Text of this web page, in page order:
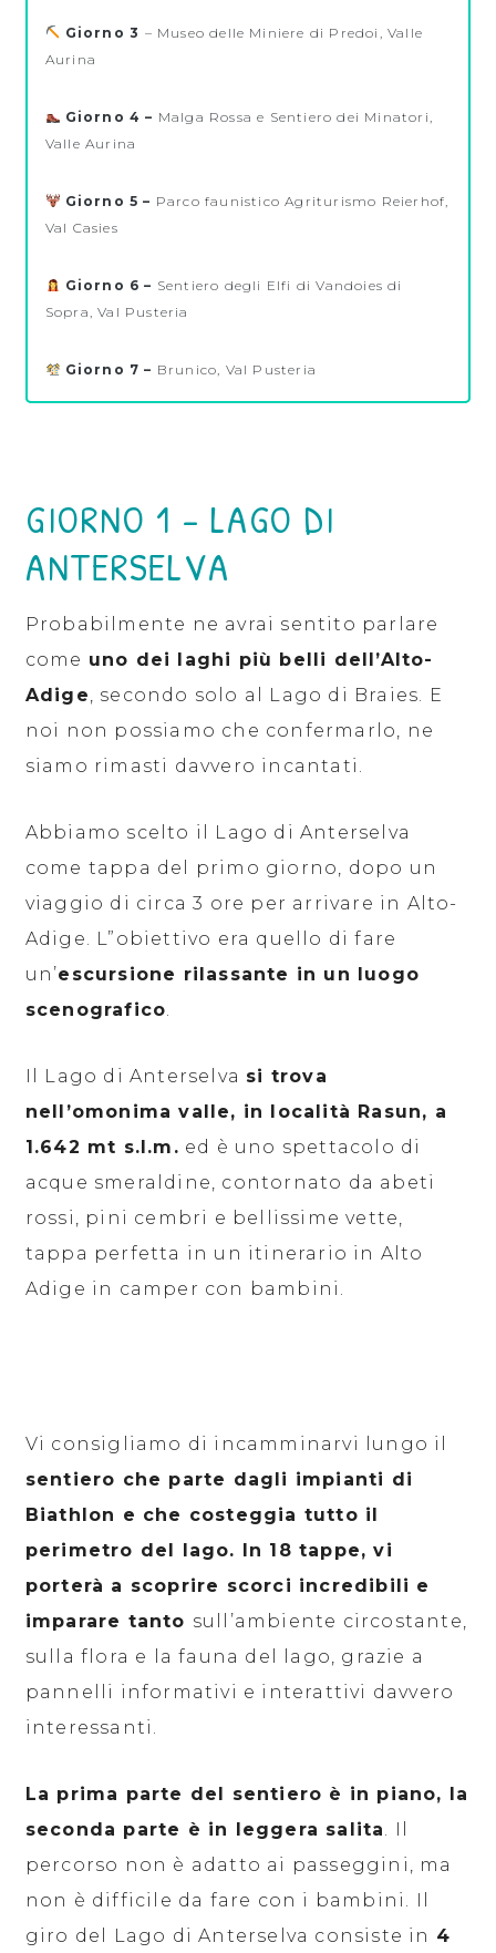
Giorno 3 – Museo delle Miniere di Predoi, Valle
Aurina
Giorno 4 – Malga Rossa e Sentiero dei Minatori,
Valle Aurina
Giorno 5 – Parco faunistico Agriturismo Reierhof,
Val Casies
Giorno 6 – Sentiero degli Elfi di Vandoies di
Sopra, Val Pusteria
Giorno 7 – Brunico, Val Pusteria
GIORNO 1 – LAGO DI
ANTERSELVA
Probabilmente ne avrai sentito parlare
come uno dei laghi più belli dell’Alto-
Adige, secondo solo al Lago di Braies. E
noi non possiamo che confermarlo, ne
siamo rimasti davvero incantati.
Abbiamo scelto il Lago di Anterselva
come tappa del primo giorno, dopo un
viaggio di circa 3 ore per arrivare in Alto-
Adige. L”obiettivo era quello di fare
un’escursione rilassante in un luogo
scenografico.
Il Lago di Anterselva si trova
nell’omonima valle, in località Rasun, a
1.642 mt s.l.m. ed è uno spettacolo di
acque smeraldine, contornato da abeti
rossi, pini cembri e bellissime vette,
tappa perfetta in un itinerario in Alto
Adige in camper con bambini.
Vi consigliamo di incamminarvi lungo il
sentiero che parte dagli impianti di
Biathlon e che costeggia tutto il
perimetro del lago. In 18 tappe, vi
porterà a scoprire scorci incredibili e
imparare tanto sull’ambiente circostante,
sulla flora e la fauna del lago, grazie a
pannelli informativi e interattivi davvero
interessanti.
La prima parte del sentiero è in piano, la
seconda parte è in leggera salita. Il
percorso non è adatto ai passeggini, ma
non è difficile da fare con i bambini. Il
giro del Lago di Anterselva consiste in 4